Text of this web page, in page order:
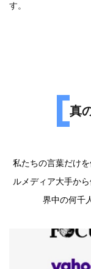
す。
真
私たちの言葉だけ
ルメディア大手か
界中の何千